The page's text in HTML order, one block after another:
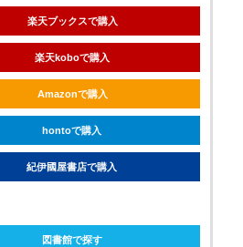
楽天ブックスで購入
楽天koboで購入
Amazonで購入
hontoで購入
紀伊國屋書店で購入
図書館で探す